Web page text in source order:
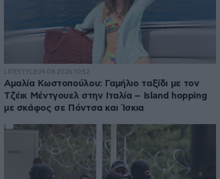
LIFESTYLE09·08·2026 10:52
Αμαλία Κωστοπούλου: Γαμήλιο ταξίδι με τον
Τζέικ Μέντγουελ στην Ιταλία – Island hopping
με σκάφος σε Πόντσα και Ίσκια